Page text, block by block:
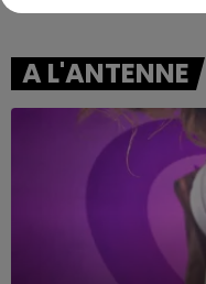
A L'ANTENNE